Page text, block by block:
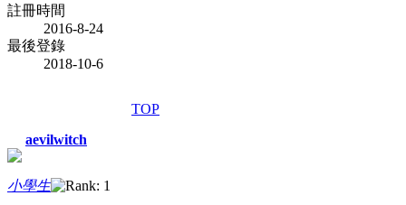
註冊時間
2016-8-24
最後登錄
2018-10-6
TOP
aevilwitch
小學生